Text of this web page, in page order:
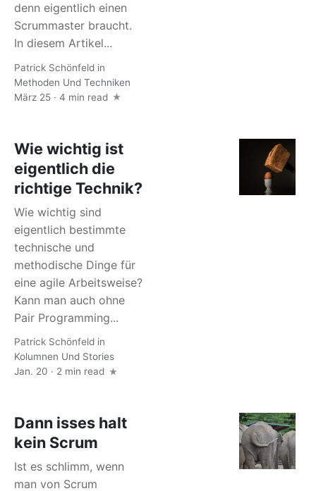
denn eigentlich einen
Scrummaster braucht.
In diesem Artikel...
Patrick Schönfeld in
Methoden Und Techniken
März 25 · 4 min read
Wie wichtig ist
eigentlich die
richtige Technik?
Wie wichtig sind
eigentlich bestimmte
technische und
methodische Dinge für
eine agile Arbeitsweise?
Kann man auch ohne
Pair Programming...
Patrick Schönfeld in
Kolumnen Und Stories
Jan. 20 · 2 min read
Dann isses halt
kein Scrum
Ist es schlimm, wenn
man von Scrum